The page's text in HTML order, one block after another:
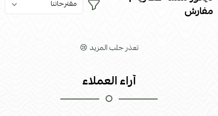
مفارش
تعذر جلب المزيد 😢
آراء العملاء